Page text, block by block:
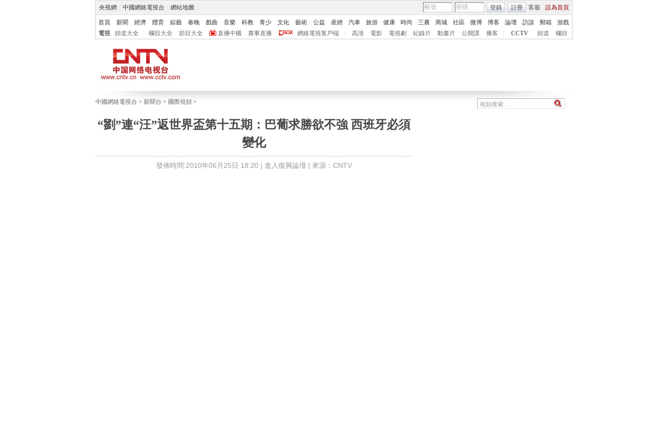
央視網 中國網絡電視台 網站地圖 客服 設為首頁
登錄 註冊
首頁 新聞 經濟 體育 綜藝 春晚 戲曲 音樂 科教 青少 文化 藝術 公益 産經 汽車 旅游 健康 時尚 三農 商城 社區 微博 博客 論壇 訪談 郵箱
游戲
電視
頻道大全 欄目大全 節目大全 直播中國 賽事直播 網絡電視客戶端 高清 電影 電視劇 紀錄片 動畫片 公開課 播客 CCTV 頻道 欄目
中國網絡電視台 > 新聞台 > 國際視頻 >
“劉”連“汪”返世界盃第十五期：巴葡求勝欲不強 西班牙必須
變化
發佈時間:2010年06月25日 18:20 | 進入復興論壇 | 來源：CNTV